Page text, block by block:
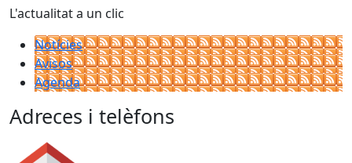
L'actualitat a un clic
Notícies
Avisos
Agenda
Adreces i telèfons